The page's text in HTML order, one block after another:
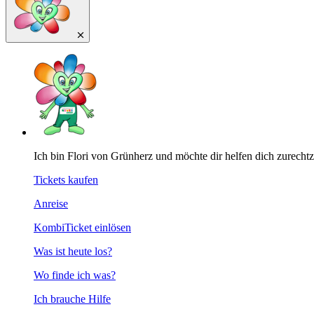
Ich bin Flori von Grünherz und möchte dir helfen dich
Tickets kaufen
Anreise
KombiTicket einlösen
Was ist heute los?
Wo finde ich was?
Ich brauche Hilfe